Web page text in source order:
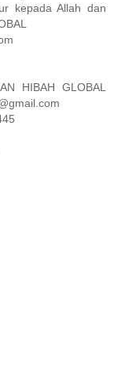
kepada Allah dan
HIBAH GLOBAL